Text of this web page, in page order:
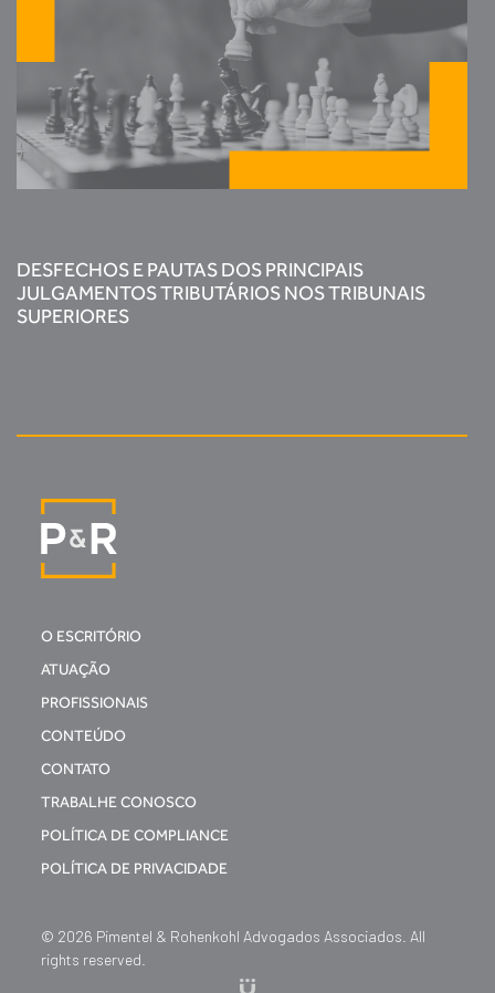
DESFECHOS E PAUTAS DOS PRINCIPAIS
JULGAMENTOS TRIBUTÁRIOS NOS TRIBUNAIS
SUPERIORES
O ESCRITÓRIO
ATUAÇÃO
PROFISSIONAIS
CONTEÚDO
CONTATO
TRABALHE CONOSCO
POLÍTICA DE COMPLIANCE
POLÍTICA DE PRIVACIDADE
© 2026 Pimentel & Rohenkohl Advogados Associados. All
rights reserved.